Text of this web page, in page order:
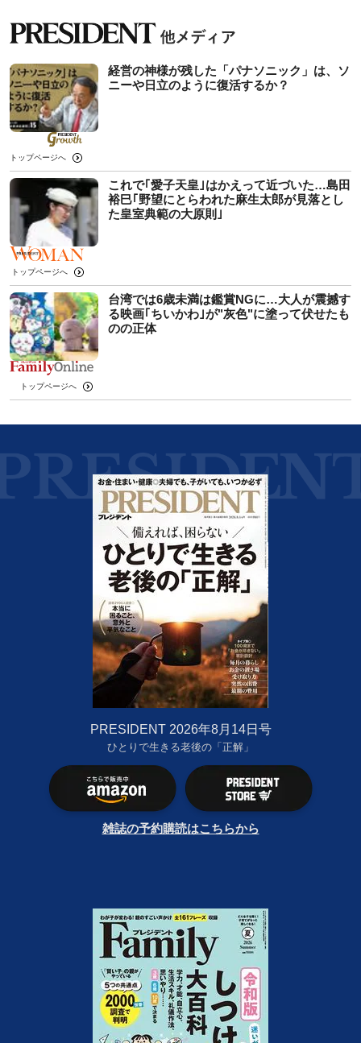
経営の神様が残した「パナソニック」は、ソ
ニーや日立のように復活するか？
トップページへ
これで｢愛子天皇｣はかえって近づいた…島田
裕巳｢野望にとらわれた麻生太郎が見落とし
た皇室典範の大原則｣
トップページへ
台湾では6歳未満は鑑賞NGに…大人が震撼す
る映画｢ちいかわ｣が"灰色"に塗って伏せたも
のの正体
トップページへ
PRESIDENT 2026年8月14日号
ひとりで生きる老後の「正解」
雑誌の予約購読はこちらから